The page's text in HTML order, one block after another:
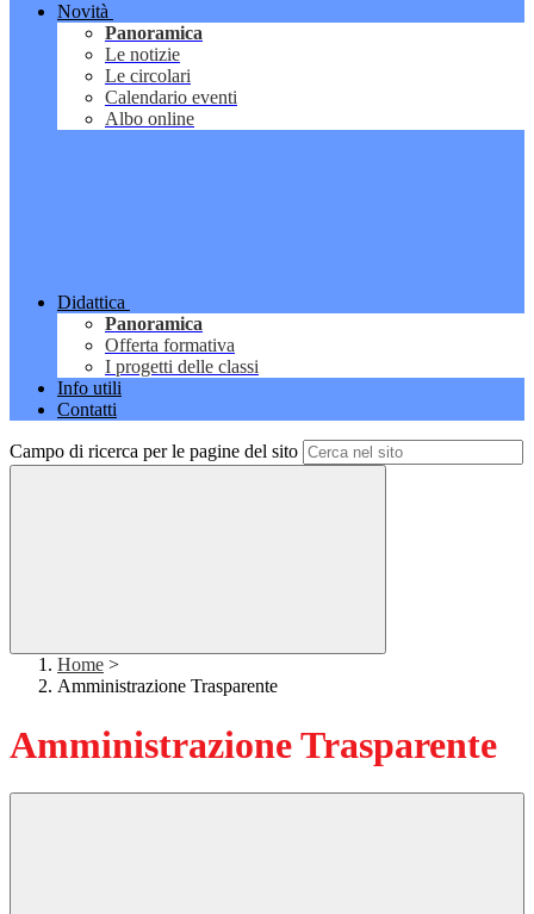
Novità
Panoramica
Le notizie
Le circolari
Calendario eventi
Albo online
Didattica
Panoramica
Offerta formativa
I progetti delle classi
Info utili
Contatti
Campo di ricerca per le pagine del sito
Home >
Amministrazione Trasparente
Amministrazione Trasparente